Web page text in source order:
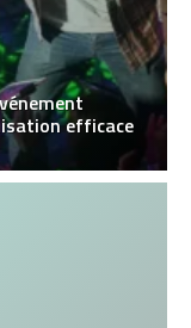
efficace